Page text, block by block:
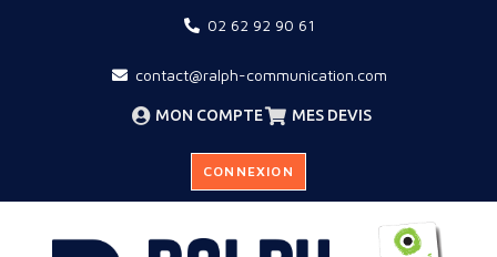
02 62 92 90 61
contact@ralph-communication.com
MON COMPTE MES DEVIS
CONNEXION